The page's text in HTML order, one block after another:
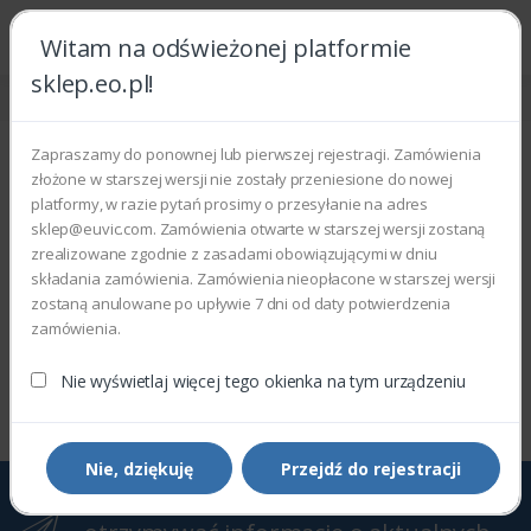
Witam na odświeżonej platformie
sklep.eo.pl!
Zapraszamy do ponownej lub pierwszej rejestracji. Zamówienia
złożone w starszej wersji nie zostały przeniesione do nowej
platformy, w razie pytań prosimy o przesyłanie na adres
sklep@euvic.com. Zamówienia otwarte w starszej wersji zostaną
zrealizowane zgodnie z zasadami obowiązującymi w dniu
składania zamówienia. Zamówienia nieopłacone w starszej wersji
zostaną anulowane po upływie 7 dni od daty potwierdzenia
zamówienia.
Nie wyświetlaj więcej tego okienka na tym urządzeniu
Nie, dziękuję Przejdź do rejestracji
Strona główna Phaser
Phaser 3600
Wyświetlono 0–0 z 0 wyników
Filtry Sortowanie domyślne
Zapisz się do Newslettera, aby